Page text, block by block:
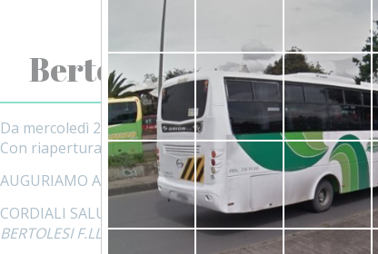
BANCHI E CARRELLI
Bertolesi Fratelli
Da mercoledì 29 LUGLIO 2026 al 25 AGOSTO
Con riapertura a MERCOLEDì 26 agosto
AUGURIAMO A TUTTI BUONE VACANZE
CORDIALI SALUTI
BERTOLESI F.LLI SRL